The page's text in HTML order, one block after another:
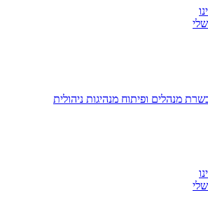
מנהלים ופיתוח מנהיגות ניהולית